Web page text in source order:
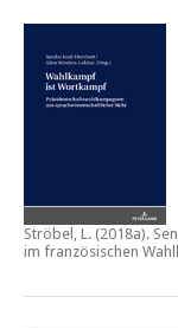
Ströbel, L. (2018a).
im französischen